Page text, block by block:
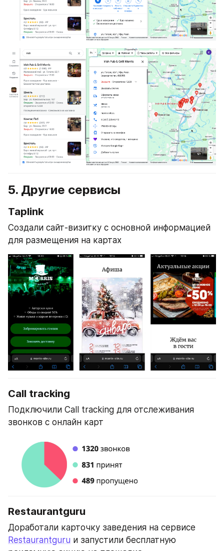
5. Другие сервисы
Taplink
Создали сайт-визитку с основной информацией
для размещения на картах
Call tracking
Подключили Call tracking для отслеживания
звонков с онлайн карт
Restaurantguru
Restaurantguru и запустили бесплатную